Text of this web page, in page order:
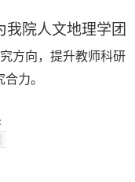
院人文地理学团
方向， 提升教师科研
力。